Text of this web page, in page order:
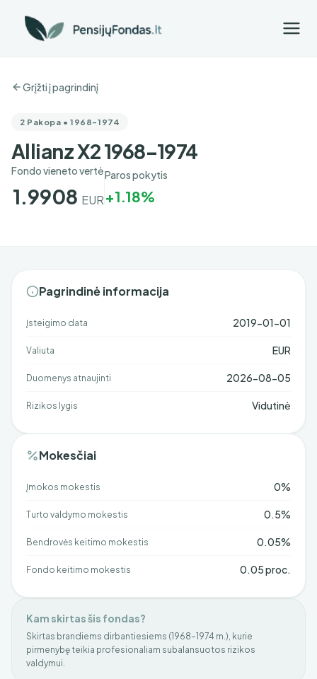
Grįžti į pagrindinį
2 Pakopa • 1968-1974
Allianz X2 1968–1974
Fondo vieneto vertė
1.9908 EUR
Paros pokytis
+1.18%
Pagrindinė informacija
Įsteigimo data 2019-01-01
Valiuta EUR
Duomenys atnaujinti 2026-08-05
Rizikos lygis Vidutinė
Mokesčiai
Įmokos mokestis 0%
Turto valdymo mokestis 0.5%
Bendrovės keitimo mokestis 0.05%
Fondo keitimo mokestis 0.05 proc.
Kam skirtas šis fondas?
Skirtas brandiems dirbantiesiems (1968–1974 m.), kurie
pirmenybę teikia profesionaliam subalansuotos rizikos
valdymui.